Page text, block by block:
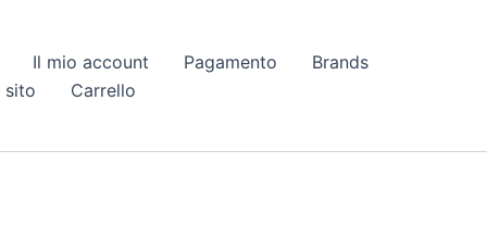
Il mio account Pagamento
Brands
sito Carrello